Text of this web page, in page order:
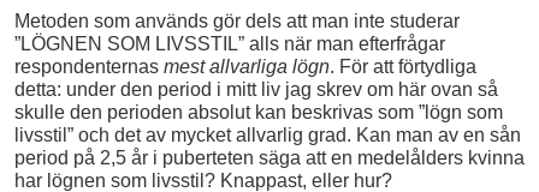
Metoden som används gör dels att man inte studerar
”LÖGNEN SOM LIVSSTIL” alls när man efterfrågar
respondenternas mest allvarliga lögn. För att förtydliga
detta: under den period i mitt liv jag skrev om här ovan så
skulle den perioden absolut kan beskrivas som ”lögn som
livsstil” och det av mycket allvarlig grad. Kan man av en sån
period på 2,5 år i puberteten säga att en medelålders kvinna
har lögnen som livsstil? Knappast, eller hur?